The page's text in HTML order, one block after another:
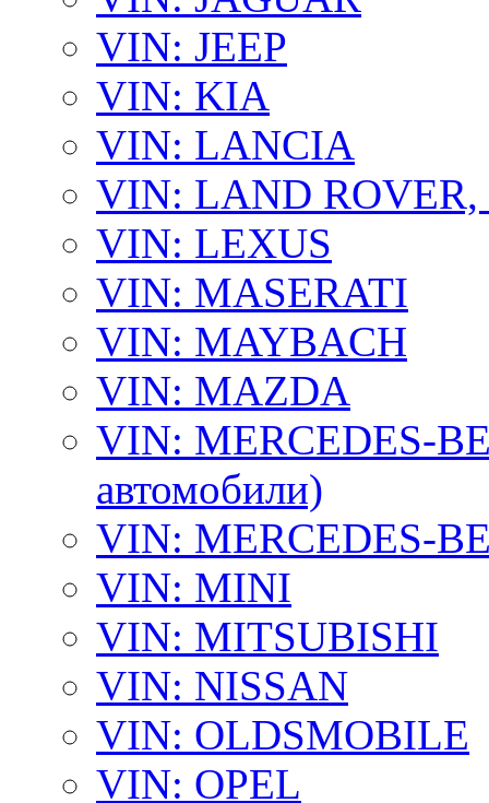
VIN: JEEP
VIN: KIA
VIN: LANCIA
VIN: LAND ROVER,
VIN: LEXUS
VIN: MASERATI
VIN: MAYBACH
VIN: MAZDA
VIN: MERCEDES-
автомобили)
VIN: MERCEDES-
VIN: MINI
VIN: MITSUBISHI
VIN: NISSAN
VIN: OLDSMOBILE
VIN: OPEL